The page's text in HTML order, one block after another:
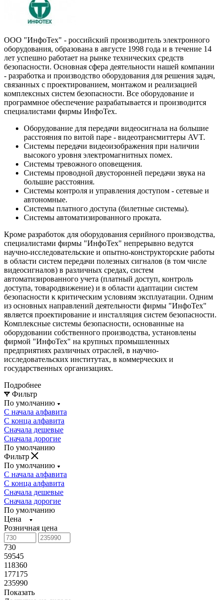
ООО "ИнфоТех" - российский производитель электронного
оборудования, образована в августе 1998 года и в течение 14
лет успешно работает на рынке технических средств
безопасности. Основная сфера деятельности нашей компании
- разработка и производство оборудования для решения задач,
связанных с проектированием, монтажом и реализацией
комплексных систем безопасности. Все оборудование и
программное обеспечение разрабатывается и производится
специалистами фирмы ИнфоТех.
Оборудование для передачи видеосигнала на большие
расстояния по витой паре - видеотрансмиттеры AVT.
Системы передачи видеоизображения при наличии
высокого уровня электромагнитных помех.
Системы тревожного оповещения.
Системы проводной двусторонней передачи звука на
большие расстояния.
Системы контроля и управления доступом - сетевые и
автономные.
Системы платного доступа (билетные системы).
Системы автоматизированного проката.
Кроме разработок для оборудования серийного производства,
специалистами фирмы "ИнфоТех" непрерывно ведутся
научно-исследовательские и опытно-конструкторские работы
в области систем передачи полезных сигналов (в том числе
видеосигналов) в различных средах, систем
автоматизированного учета (платный доступ, контроль
доступа, товародвижение) и в области адаптации систем
безопасности к критическим условиям эксплуатации. Одним
из основных направлений деятельности фирмы "ИнфоТех"
является проектирование и инсталляция систем безопасности.
Комплексные системы безопасности, основанные на
оборудовании собственного производства, установлены
фирмой "ИнфоТех" на крупных промышленных
предприятиях различных отраслей, в научно-
исследовательских институтах, в коммерческих и
государственных организациях.
Подробнее
Фильтр
По умолчанию
С начала алфавита
С конца алфавита
Сначала дешевые
Сначала дорогие
По умолчанию
Фильтр
По умолчанию
С начала алфавита
С конца алфавита
Сначала дешевые
Сначала дорогие
По умолчанию
Цена
Розничная цена
730
59545
118360
177175
235990
Показать